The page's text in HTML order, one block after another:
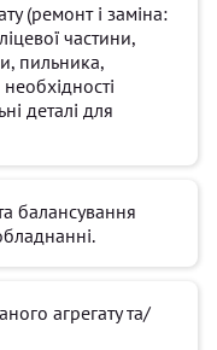
(ремонт і заміна:
частини,
пильника,
деталі для
балансування
агрегату та/